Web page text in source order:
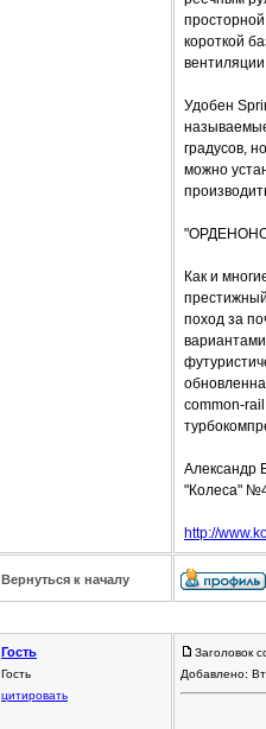
короткой
Удобен
градусов,
можно
Как и
поход за
common-
Александр
"Колеса"
http://
Вернуться к началу
Гость
Гость
цитировать
Заголовок
Добавлено: